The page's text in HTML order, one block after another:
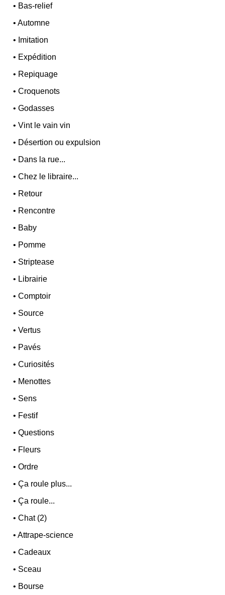
• Bas-relief
•Automne
• Imitation
• Expédition
• Repiquage
•Croquenots
•Godasses
•Vint le vain vin
• Désertion ou expulsion
• Dans la rue...
•Chez le libraire...
• Retour
• Rencontre
• Baby
• Pomme
• Striptease
• Librairie
•Comptoir
• Source
•Vertus
• Pavés
•Curiosités
• Menottes
• Sens
• Festif
•Questions
• Fleurs
•Ordre
•Ça roule plus...
•Ça roule...
•Chat (2)
•Attrape-science
•Cadeaux
• Sceau
• Bourse